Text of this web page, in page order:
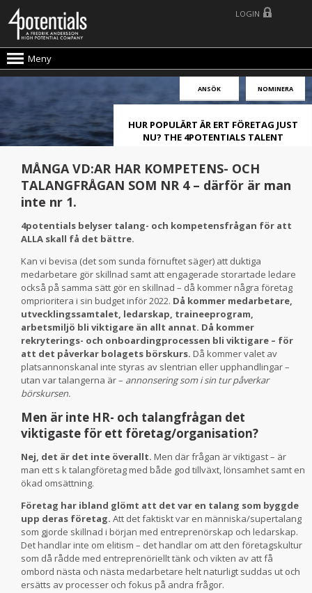
Meny
LOGIN
ANSÖK NOMINERA
HUR POPULÄRT ÄR ERT FÖRETAG JUST
NU? THE 4POTENTIALS TALENT
MÅNGA VD:AR HAR KOMPETENS- OCH
TALANGFRÅGAN SOM NR 4 – därför är man
inte nr 1.
4potentials belyser talang- och kompetensfrågan för att
ALLA skall få det bättre.
Kan vi bevisa (det som sunda förnuftet säger) att duktiga
medarbetare gör skillnad samt att engagerade storartade ledare
också på samma sätt gör en skillnad – då kommer några företag
omprioritera i sin budget inför 2022. Då kommer medarbetare,
utvecklingssamtalet, ledarskap, traineeprogram,
arbetsmiljö bli viktigare än allt annat. Då kommer
rekryterings- och onboardingprocessen bli viktigare – för
att det påverkar bolagets börskurs. Då kommer valet av
platsannonskanal inte styras av slentrian eller upphandlingar –
utan var talangerna är – annonsering som i sin tur påverkar
börskursen.
Men är inte HR- och talangfrågan det
viktigaste för ett företag/organisation?
Nej, det är det inte överallt. Men där frågan är viktigast – är
man ett s k talangföretag med både god tillväxt, lönsamhet samt en
ökad omsättning.
Företag har ibland glömt att det var en talang som byggde
upp deras företag. Att det faktiskt var en människa/supertalang
som gjorde skillnad i början med entreprenörskap och ledarskap.
Det handlar inte om elitism – det handlar om att den företagskultur
som då rådde med entreprenöriellt tänk och vikten av att få
ombord nästa och nästa medarbetare helt naturligt suddas ut och
ersätts av processer och fokus på andra frågor.